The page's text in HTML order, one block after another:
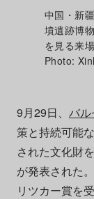
中国・新
墳遺跡博
を見る来
Photo:
9月29日、 バル
策と持続可能
された文化財
が発表された
リツカー賞を